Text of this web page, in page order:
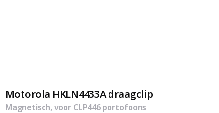
Motorola HKLN4433A draagclip
Magnetisch, voor CLP446 portofoons